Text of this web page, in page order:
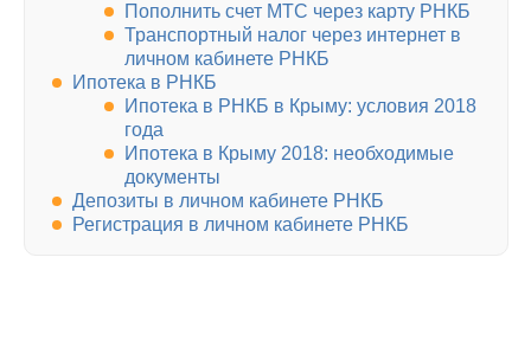
Пополнить счет МТС через карту РНКБ
Транспортный налог через интернет в
личном кабинете РНКБ
Ипотека в РНКБ
Ипотека в РНКБ в Крыму: условия 2018
года
Ипотека в Крыму 2018: необходимые
документы
Депозиты в личном кабинете РНКБ
Регистрация в личном кабинете РНКБ